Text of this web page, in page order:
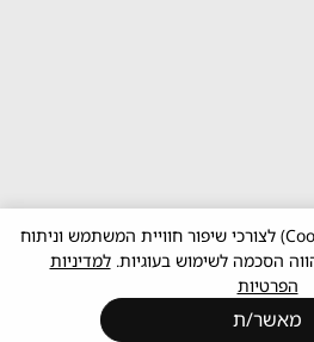
האתר משתמש בעוגיות (Cookies) לצורכי שיפור חוויית המשתמש וניתוח
הסכמה לשימוש בעוגיות.למדיניות
הפרטיות
מאשר/ת